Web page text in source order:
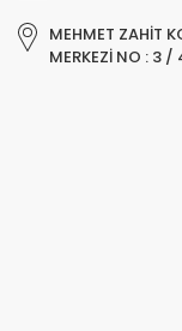
MEHMET ZAHİT
MERKEZİ NO : 3